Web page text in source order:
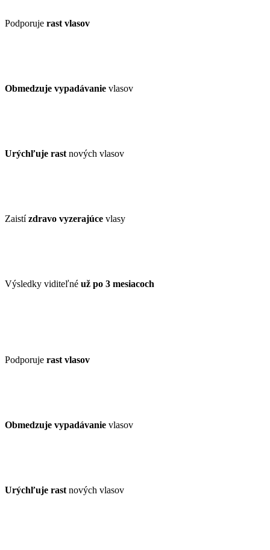
Podporuje rast vlasov
Obmedzuje vypadávanie vlasov
Urýchľuje rast nových vlasov
Zaistízdravo vyzerajúce vlasy
Výsledky viditeľné už po 3 mesiacoch
Podporuje rast vlasov
Obmedzuje vypadávanie vlasov
Urýchľuje rast nových vlasov